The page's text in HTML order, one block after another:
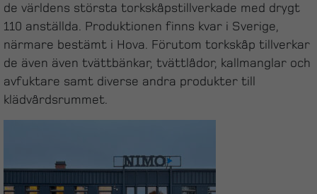
de världens största torkskåpstillverkade med drygt
110 anställda. Produktionen finns kvar i Sverige,
närmare bestämt i Hova. Förutom torkskåp tillverkar
de även även tvättbänkar, tvättlådor, kallmanglar och
avfuktare samt diverse andra produkter till
klädvårdsrummet.